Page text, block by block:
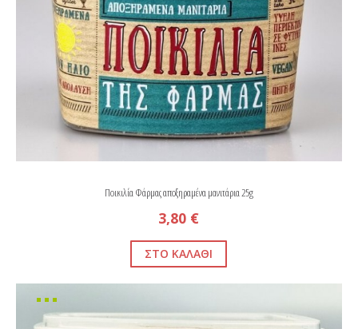
Ποικιλία Φάρμας αποξηραμένα μανιτάρια 25g
3,80 €